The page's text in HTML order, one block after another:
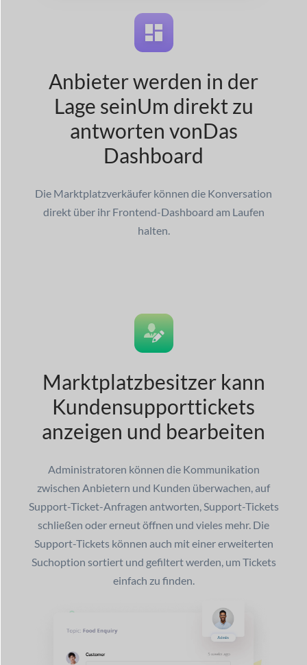
Anbieter werden in der
Lage seinUm direkt zu
antworten vonDas
Dashboard
Die Marktplatzverkäufer können die Konversation
direkt über ihr Frontend-Dashboard am Laufen
halten.
Marktplatzbesitzer kann
Kundensupporttickets
anzeigen und bearbeiten
Administratoren können die Kommunikation
zwischen Anbietern und Kunden überwachen, auf
Support-Ticket-Anfragen antworten, Support-Tickets
schließen oder erneut öffnen und vieles mehr. Die
Support-Tickets können auch mit einer erweiterten
Suchoption sortiert und gefiltert werden, um Tickets
einfach zu finden.